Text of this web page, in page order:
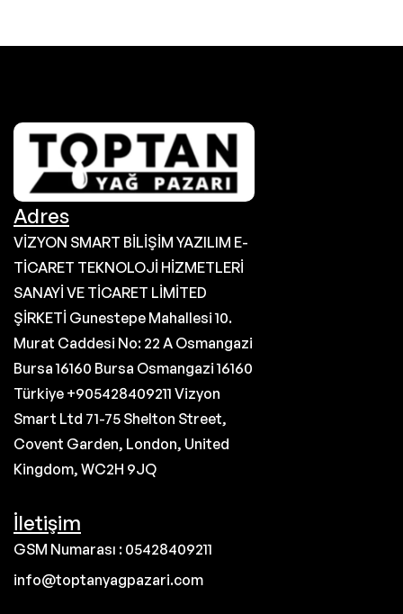
Adres
VİZYON SMART BİLİŞİM YAZILIM E-
TİCARET TEKNOLOJİ HİZMETLERİ
SANAYİ VE TİCARET LİMİTED
ŞİRKETİ Gunestepe Mahallesi 10.
Murat Caddesi No: 22 A Osmangazi
Bursa 16160 Bursa Osmangazi 16160
Türkiye +905428409211 Vizyon
Smart Ltd 71-75 Shelton Street,
Covent Garden, London, United
Kingdom, WC2H 9JQ
İletişim
GSM Numarası : 05428409211
info@toptanyagpazari.com